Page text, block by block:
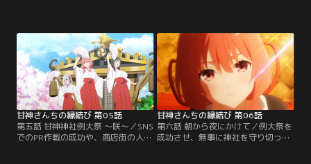
合いをするように』と命じられる。
将来神社を継ぐ気はない瓜生は、お
見合いに乗り気ではなく、また三姉
妹も自分と同じく消極的だろうと予
想するのだが、最初のお見合い相手
である一番年下の朝姫は…。【提
供：バンダイチャンネル】
に出すように迫ってくる。なんとし
ても神社を守りたい三姉妹と、彼女
たちの想いを感じた瓜生は『例大祭
で参拝客を5000人集めたら、神社売
却の話を撤回してほしい』と北白川
に申し出る。【提供：バンダイチャ
ンネル】
甘神さんちの縁結び 第05話
第五話 甘神神社例大祭 ～咲～／SNS
でのPR作戦の成功や、商店街の人た
甘神さんちの縁結び 第06話
第六話 朝から夜にかけて／例大祭を
成功させ、無事に神社を守り切った